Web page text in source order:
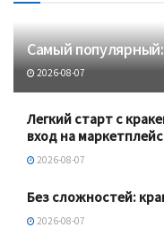
Самый
2026-08-07
Легкий старт с
вход на маркетплейс
2026-08-07
Без сложностей:
2026-08-07